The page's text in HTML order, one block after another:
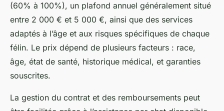
(60% à 100%), un plafond annuel généralement situé
entre 2 000 € et 5 000 €, ainsi que des services
adaptés à l’âge et aux risques spécifiques de chaque
félin. Le prix dépend de plusieurs facteurs : race,
âge, état de santé, historique médical, et garanties
souscrites.
La gestion du contrat et des remboursements peut